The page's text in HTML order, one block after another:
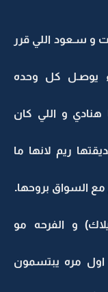
و سـعود اللي قرر
كل وحده
و اللي كان
ريم لانها ما
السواق بروحها.
و الفرحه مو
مره يبتسمون